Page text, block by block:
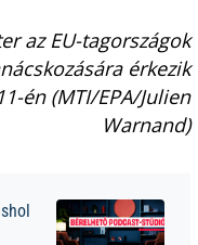
az EU-tagországok
érkezik
én (MTI/EPA/Julien
Warnand)